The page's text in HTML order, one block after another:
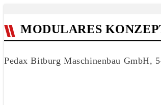
MODULARES
Pedax Bitburg Maschinenbau GmbH,